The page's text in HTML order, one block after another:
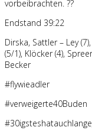
vorbeibrachten. ??
Endstand 39:22
Dirska, Sattler – Ley
(5/1), Klöcker (4),
Becker
#flywieadler
#verweigerte40Buden